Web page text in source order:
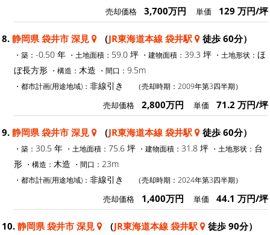
売却価格 3,700万円 単価 129 万円/坪
8. 静岡県 袋井市 深見 （JR東海道本線 袋井駅 徒歩 60分）
・築： -0.50 年 ・土地面積： 59.0 坪 ・建物面積： 39.3 坪 ・土地形状： ほ
ぼ長方形 ・構造： 木造 ・間口： 9.5m
・都市計画(用途地域)： 非線引き （売却時期：2009年第3四半期）
売却価格 2,800万円 単価 71.2 万円/坪
9. 静岡県 袋井市 深見 （JR東海道本線 袋井駅 徒歩 60分）
・築： 30.5 年 ・土地面積： 75.6 坪 ・建物面積： 31.8 坪 ・土地形状： 台
形 ・構造： 木造 ・間口： 23m
・都市計画(用途地域)： 非線引き （売却時期：2024年第3四半期）
売却価格 1,400万円 単価 44.1 万円/坪
10. 静岡県 袋井市 深見 （JR東海道本線 袋井駅 徒歩 90分）